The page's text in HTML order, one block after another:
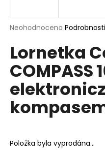
Průměrné
produktu
je
0,0
z
5
hvězdiček.
Neohodnoceno
Lornetka
COMPASS
Položka byla vyprodána…
j
t
?